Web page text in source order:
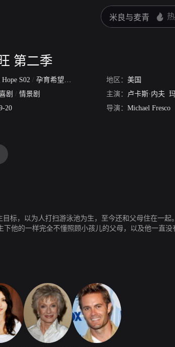
第二季
Hope S02 / 孕育希望第二季 半路奶爸第二季
地区： 美国
剧 / 情景剧 主演： 卢卡斯·内夫
20 导演： Michael Fresco
目标，以为人打扫游泳池为生，至今还和父母住在一
下他的一样完全不懂照顾小孩儿的父母，以及他一直